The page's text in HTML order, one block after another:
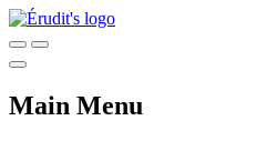
Main Menu